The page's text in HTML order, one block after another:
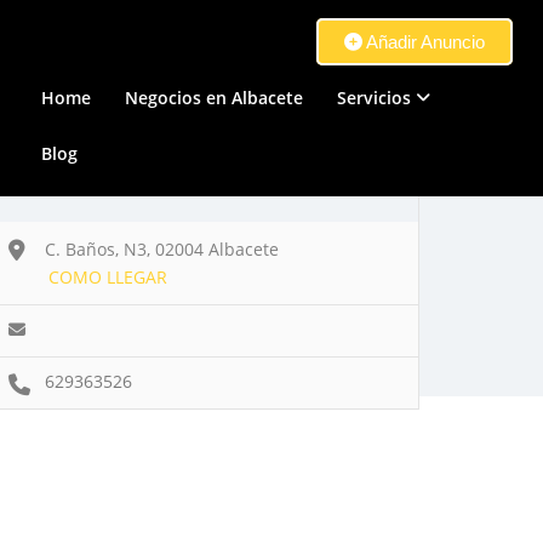
Añadir Anuncio
Home Negocios en Albacete Servicios
Blog
C. Baños, N3, 02004 Albacete
COMO LLEGAR
629363526